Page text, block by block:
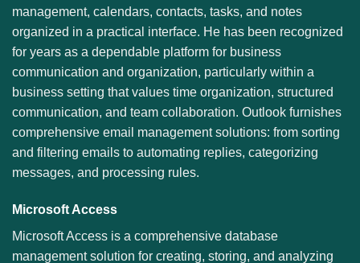
management, calendars, contacts, tasks, and notes
organized in a practical interface. He has been recognized
for years as a dependable platform for business
communication and organization, particularly within a
business setting that values time organization, structured
communication, and team collaboration. Outlook furnishes
comprehensive email management solutions: from sorting
and filtering emails to automating replies, categorizing
messages, and processing rules.
Microsoft Access
Microsoft Access is a comprehensive database
management solution for creating, storing, and analyzing